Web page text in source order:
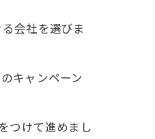
会社を選びま
キャンペーン
つけて進めまし